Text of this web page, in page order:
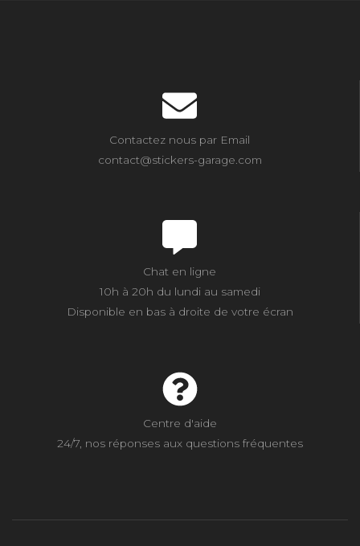
Contactez nous par Email
contact@stickers-garage.com
Chat en ligne
10h à 20h du lundi au samedi
Disponible en bas à droite de votre écran
Centre d'aide
24/7, nos réponses aux questions fréquentes